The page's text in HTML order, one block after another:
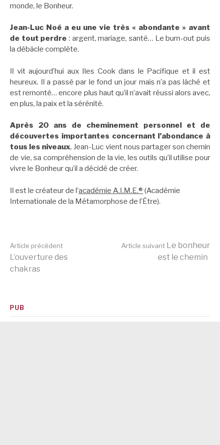
monde, le Bonheur.
Jean-Luc Noé a eu une vie très « abondante » avant
de tout perdre : argent, mariage, santé… Le burn-out puis
la débâcle complète.
Il vit aujourd’hui aux Iles Cook dans le Pacifique et il est
heureux. Il a passé par le fond un jour mais n’a pas lâché et
est remonté… encore plus haut qu’il n’avait réussi alors avec,
en plus, la paix et la sérénité.
Après 20 ans de cheminement personnel et de
découvertes importantes concernant l’abondance à
tous les niveaux, Jean-Luc vient nous partager son chemin
de vie, sa compréhension de la vie, les outils qu’il utilise pour
vivre le Bonheur qu’il a décidé de créer.
Il est le créateur de l’académie A.I.M.E.® (Académie
Internationale de la Métamorphose de l’Être).
Lire
suite
Article précédent
L’ouverture des
chakras
Article suivant Le bonheur
est le chemin
PUB